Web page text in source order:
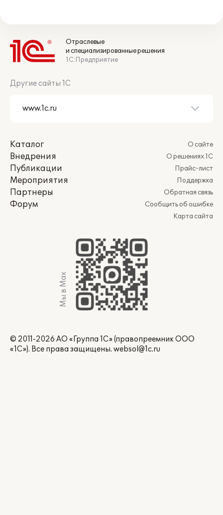
Отраслевые
и специализированные решения
1С:Предприятие
Другие сайты 1С
Каталог
Внедрения
Публикации
Мероприятия
Партнеры
Форум
О сайте
О решениях 1С
Прайс-лист
Поддержка
Обратная связь
Сообщить об ошибке
Карта сайта
Мы в Max
© 2011-2026 АО «Группа 1С» (правопреемник ООО
«1С»). Все права защищены. websol@1c.ru